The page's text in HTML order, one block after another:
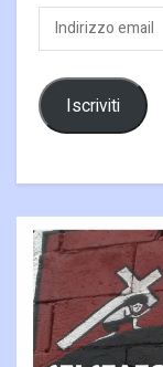
Indirizzo
email
Iscriviti